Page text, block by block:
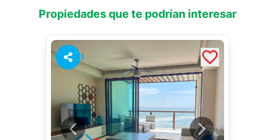
Propiedades que te podrían interesar
1